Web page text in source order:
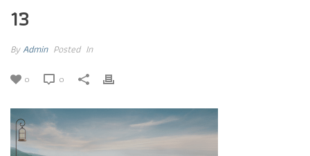
13
ByAdmin Posted In
0 0